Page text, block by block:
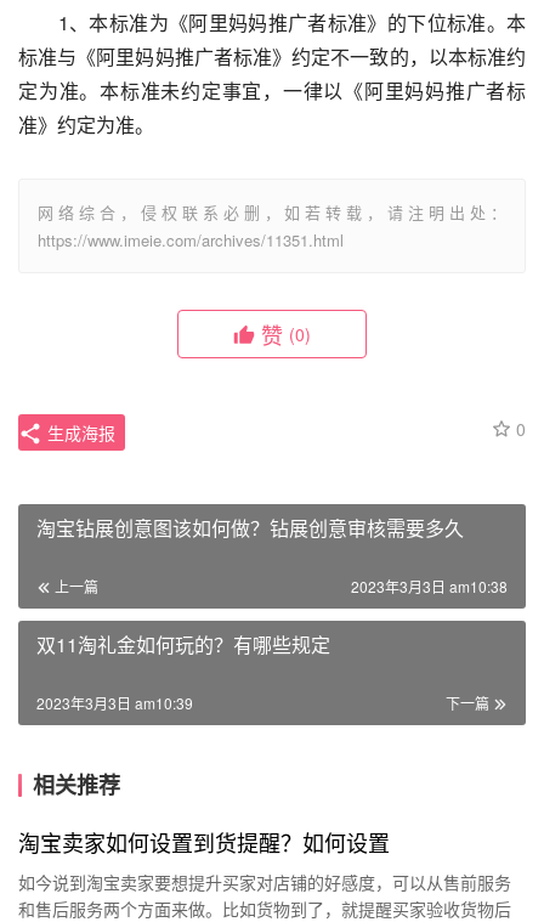
1、本标准为《阿里妈妈推广者标准》的下位标准。本
标准与《阿里妈妈推广者标准》约定不一致的，以本标准约
定为准。本标准未约定事宜，一律以《阿里妈妈推广者标
准》约定为准。
网络综合，侵权联系必删，如若转载，请注明出处：
https://www.imeie.com/archives/11351.html
赞 (0)
0
生成海报
淘宝钻展创意图该如何做？钻展创意审核需要多久
上一篇 2023年3月3日 am10:38
双11淘礼金如何玩的？有哪些规定
下一篇
2023年3月3日 am10:39
相关推荐
淘宝卖家如何设置到货提醒？如何设置
如今说到淘宝卖家要想提升买家对店铺的好感度，可以从售前服务
和售后服务两个方面来做。比如货物到了，就提醒买家验收货物后